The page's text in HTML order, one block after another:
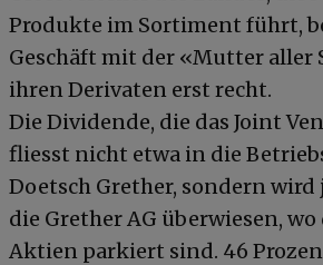
Produkte im Sortiment führt,
Geschäft mit der «Mutter aller
ihren Derivaten erst recht.
Die Dividende, die das Joint
fliesst nicht etwa in die
Doetsch Grether, sondern
die Grether AG überwiesen,
Aktien parkiert sind. 46